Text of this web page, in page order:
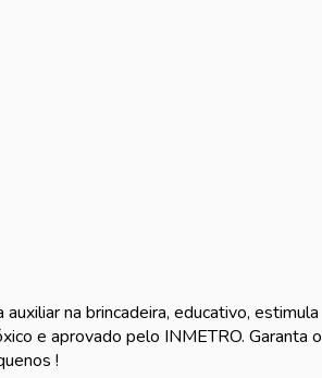
na brincadeira, educativo, estimula
e aprovado pelo INMETRO. Garanta o
!